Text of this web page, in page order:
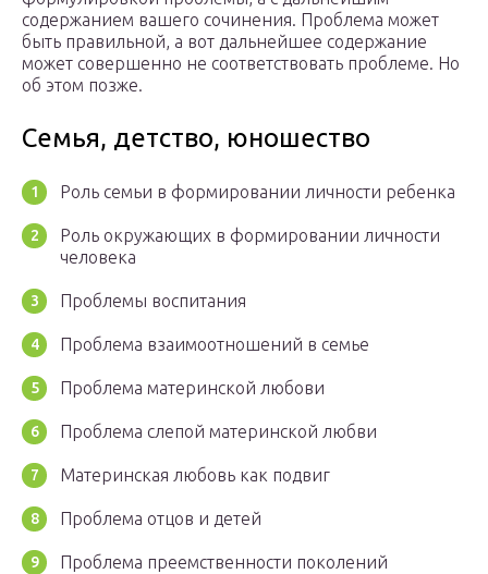
содержанием вашего сочинения. Проблема может
быть правильной, а вот дальнейшее содержание
может совершенно не соответствовать проблеме. Но
об этом позже.
Семья, детство, юношество
Роль семьи в формировании личности ребенка
Роль окружающих в формировании личности
человека
Проблемы воспитания
Проблема взаимоотношений в семье
Проблема материнской любови
Проблема слепой материнской любви
Материнская любовь как подвиг
Проблема отцов и детей
Проблема преемственности поколений